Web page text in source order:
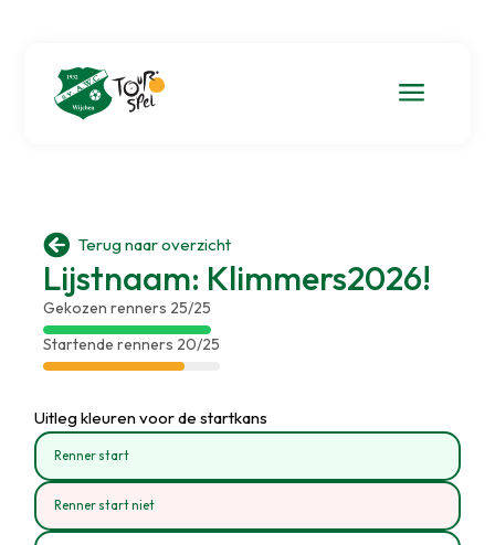
a
 Terug naar overzicht
Lijstnaam: Klimmers2026!
Gekozen renners 25/25
Startende renners 20/25
Uitleg kleuren voor de startkans
Renner start
Renner start niet